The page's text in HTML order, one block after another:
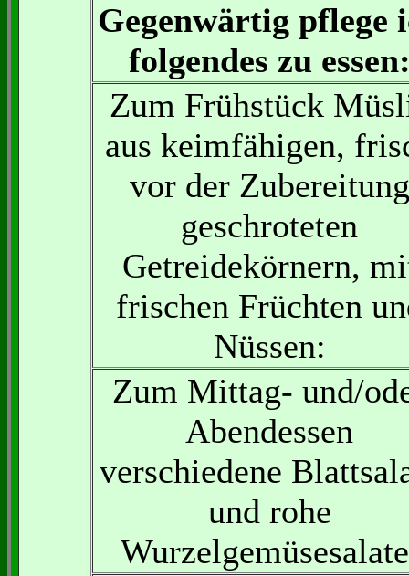
Gegenwärtig pflege
folgendes zu
Zum Frühstück
aus keimfähigen,
vor der Zubereitung
geschroteten
Getreidekörnern,
frischen Früchten
Nüssen:
Zum Mittag- und/
Abendessen
verschiedene
und rohe